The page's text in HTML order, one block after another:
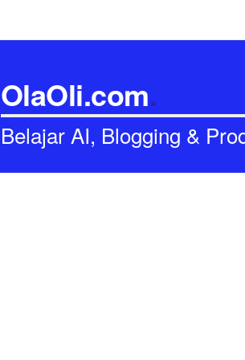
OlaOli.com.
Belajar AI, Blogging &